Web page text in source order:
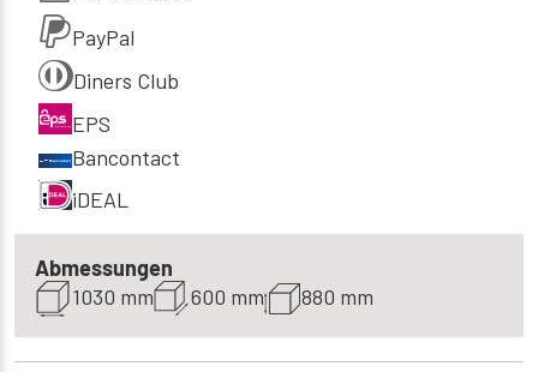
PayPal
Diners Club
EPS
Bancontact
iDEAL
Abmessungen
1030 mm
600 mm 880 mm